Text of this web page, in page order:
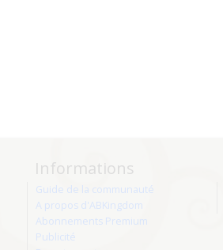
Informations
Guide de la communauté
A propos d'ABKingdom
Abonnements Premium
Publicité